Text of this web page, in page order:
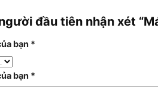
đầu tiên nhận xét
bạn *
bạn *